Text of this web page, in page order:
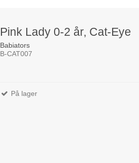
Pink Lady 0-2 år, Cat-Eye
Babiators
B-CAT007
På lager